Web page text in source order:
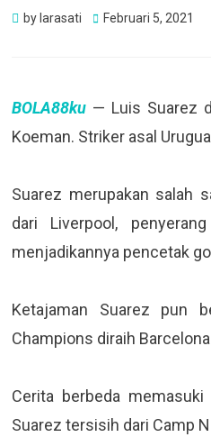
by larasati
Posted
Februari 5, 2021
BOLA88ku — Luis Suarez
Koeman. Striker asal
Suarez merupakan salah
dari Liverpool,
menjadikannya pencetak
Ketajaman Suarez pun
Champions diraih
Cerita berbeda
Suarez tersisih dari Camp